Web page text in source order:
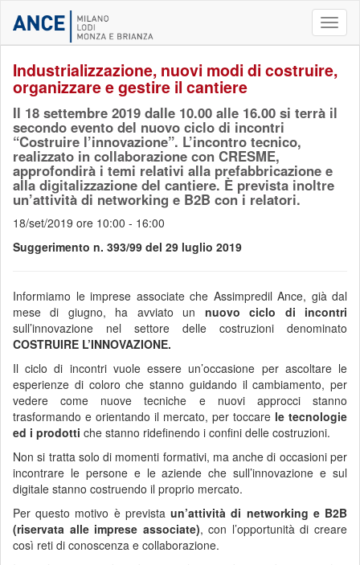
Industrializzazione, nuovi modi di costruire,
organizzare e gestire il cantiere
Il 18 settembre 2019 dalle 10.00 alle 16.00 si terrà il
secondo evento del nuovo ciclo di incontri
“Costruire l’innovazione”. L’incontro tecnico,
realizzato in collaborazione con CRESME,
approfondirà i temi relativi alla prefabbricazione e
alla digitalizzazione del cantiere. È prevista inoltre
un’attività di networking e B2B con i relatori.
18/set/2019 ore 10:00 - 16:00
Suggerimento n. 393/99 del 29 luglio 2019
Informiamo le imprese associate che Assimpredil Ance, già dal
mese di giugno, ha avviato un nuovo ciclo di incontri
sull’innovazione nel settore delle costruzioni denominato
COSTRUIRE L’INNOVAZIONE.
Il ciclo di incontri vuole essere un’occasione per ascoltare le
esperienze di coloro che stanno guidando il cambiamento, per
vedere come nuove tecniche e nuovi approcci stanno
trasformando e orientando il mercato, per toccare le tecnologie
ed i prodotti che stanno ridefinendo i confini delle costruzioni.
Non si tratta solo di momenti formativi, ma anche di occasioni per
incontrare le persone e le aziende che sull’innovazione e sul
digitale stanno costruendo il proprio mercato.
Per questo motivo è previstaun’attività di networking e B2B
(riservata alle imprese associate), con l’opportunità di creare
così reti di conoscenza e collaborazione.